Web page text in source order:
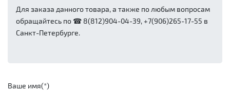
Для заказа данного товара, а также по любым вопросам
обращайтесь по ☎ 8(812)904-04-39, +7(906)265-17-55 в
Санкт-Петербурге.
Ваше имя(*)